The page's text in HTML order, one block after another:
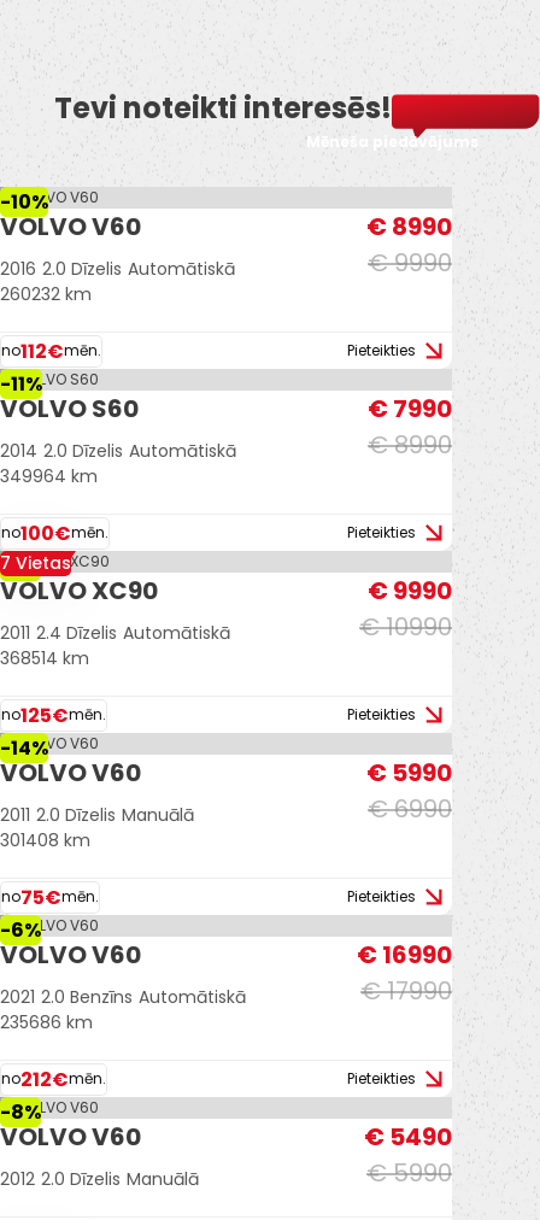
-Vieglmetāla diski ar labām riepām.
-2 atslēgas.
-Bowers & Wilkins mūzikas sistēma.
-Braukšanas režīmi Eco/Comfrot/Off
road/Dynamic/Indual.
-Aktivas gaismas.
-Navigācija.
-U.C. ekstras.
Tevi noteikti interesēs!
Mēneša piedāvājums
-10%
VOLVO V60
€ 9990
€ 8990
2016 2.0 Dīzelis Automātiskā
260232 km
no112€mēn. Pieteikties
-11%
VOLVO S60
€ 8990
€ 7990
2014 2.0 Dīzelis Automātiskā
349964 km
no100€mēn. Pieteikties
-9%
7 Vietas
VOLVO XC90
€ 10990
€ 9990
2011 2.4 Dīzelis Automātiskā
368514 km
no125€mēn. Pieteikties
-14%
VOLVO V60
€ 6990
€ 5990
2011 2.0 Dīzelis Manuālā
301408 km
no75€mēn. Pieteikties
-6%
VOLVO V60
€ 17990
€ 16990
2021 2.0 Benzīns Automātiskā
235686 km
no212€mēn. Pieteikties
-8%
VOLVO V60
€ 5990
€ 5490
2012 2.0 Dīzelis Manuālā